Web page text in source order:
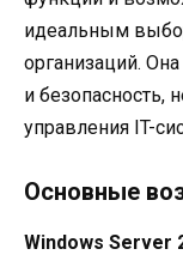
идеальным
организаций.
и безопасность,
управления IT-
Основные
Windows Server